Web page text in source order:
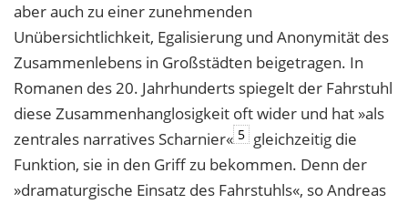
aber auch zu einer zunehmenden
Unübersichtlichkeit, Egalisierung und Anonymität des
Zusammenlebens in Großstädten beigetragen. In
Romanen des 20. Jahrhunderts spiegelt der Fahrstuhl
diese Zusammenhanglosigkeit oft wider und hat »als
zentrales narratives Scharnier« 5 gleichzeitig die
Funktion, sie in den Griff zu bekommen. Denn der
»dramaturgische Einsatz des Fahrstuhls«, so Andreas